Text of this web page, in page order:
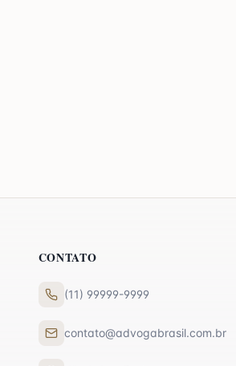
CONTATO
(11) 99999-9999
contato@advogabrasil.com.br